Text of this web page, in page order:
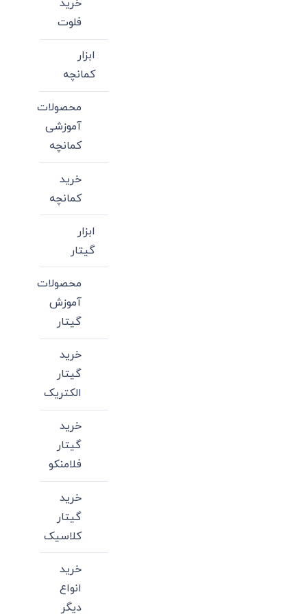
خرید
فلوت
ابزار
کمانچه
محصولات
آموزشی
کمانچه
خرید
کمانچه
ابزار
گیتار
محصولات
آموزش
گیتار
خرید
گیتار
الکتریک
خرید
گیتار
فلامنکو
خرید
گیتار
کلاسیک
خرید
انواع
دیگر